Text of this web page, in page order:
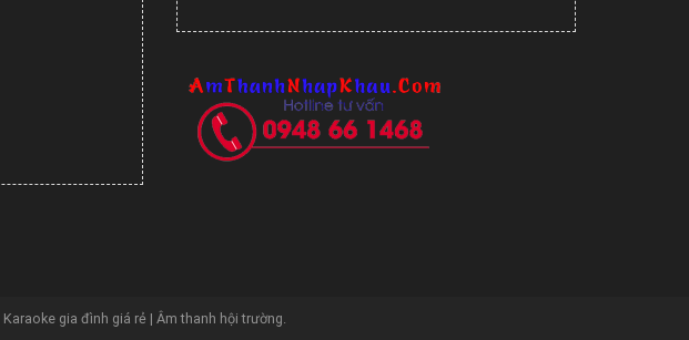
gia đình giá rẻ | Âm thanh hội trường.